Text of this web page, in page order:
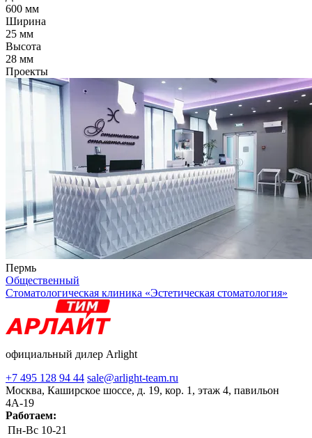
600 мм
Ширина
25 мм
Высота
28 мм
Проекты
Пермь
Общественный
Стоматологическая клиника «Эстетическая стоматология»
официальный дилер Arlight
+7 495 128 94 44 sale@arlight-team.ru
Москва, Каширское шоссе, д. 19, кор. 1, этаж 4, павильон
4А-19
Работаем:
Пн-Вс 10-21